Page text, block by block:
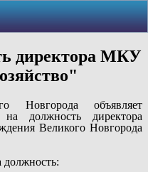
директора МКУ
Новгорода объявляет
должность директора
Великого Новгорода
должность: